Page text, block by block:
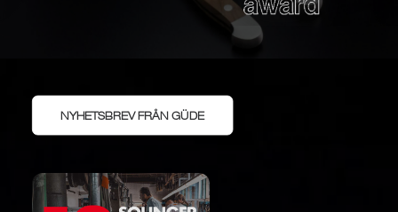
NYHETSBREV FRÅN GÜDE